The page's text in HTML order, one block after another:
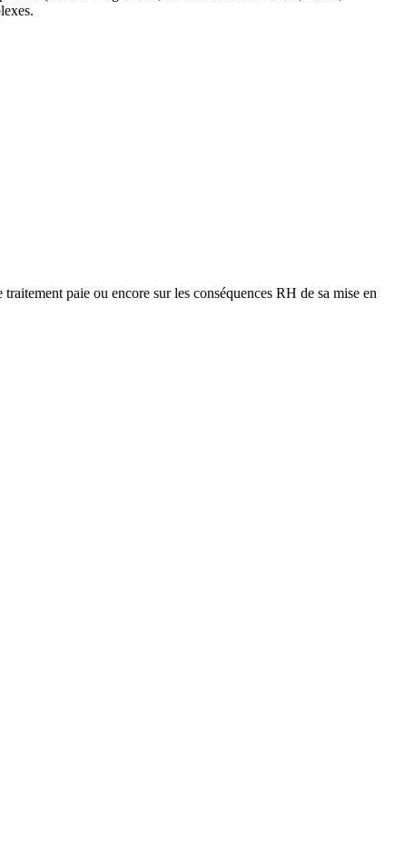
paie ou encore sur les conséquences RH de sa mise en